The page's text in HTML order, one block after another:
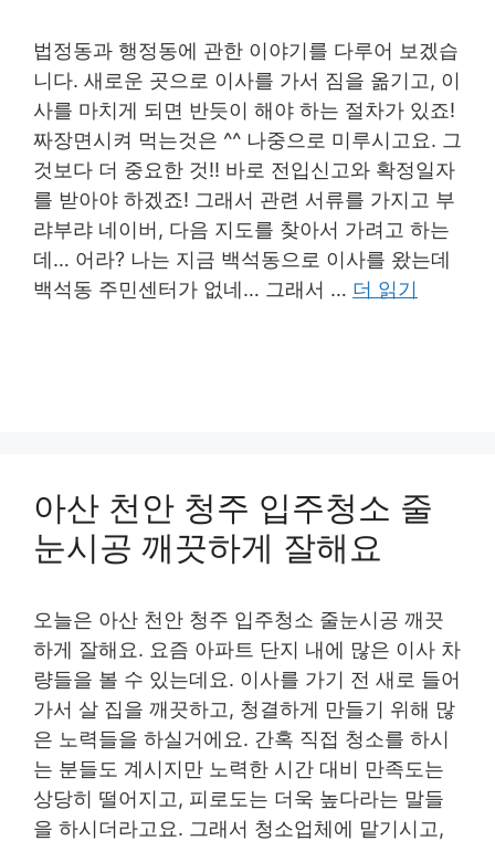
법정동과 행정동에 관한 이야기를 다루어 보겠습
니다. 새로운 곳으로 이사를 가서 짐을 옮기고, 이
사를 마치게 되면 반듯이 해야 하는 절차가 있죠!
짜장면시켜 먹는것은 ^^ 나중으로 미루시고요. 그
것보다 더 중요한 것!! 바로 전입신고와 확정일자
를 받아야 하겠죠! 그래서 관련 서류를 가지고 부
랴부랴 네이버, 다음 지도를 찾아서 가려고 하는
데… 어라? 나는 지금 백석동으로 이사를 왔는데
백석동 주민센터가 없네… 그래서 … 더 읽기
아산 천안 청주 입주청소 줄
눈시공 깨끗하게 잘해요
오늘은 아산 천안 청주 입주청소 줄눈시공 깨끗
하게 잘해요. 요즘 아파트 단지 내에 많은 이사 차
량들을 볼 수 있는데요. 이사를 가기 전 새로 들어
가서 살 집을 깨끗하고, 청결하게 만들기 위해 많
은 노력들을 하실거에요. 간혹 직접 청소를 하시
는 분들도 계시지만 노력한 시간 대비 만족도는
상당히 떨어지고, 피로도는 더욱 높다라는 말들
을 하시더라고요. 그래서 청소업체에 맡기시고,